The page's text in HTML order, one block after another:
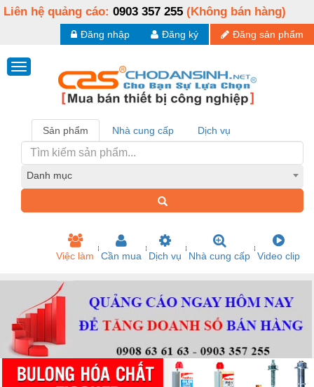
Liên hệ quảng cáo: 0903 357 255 (Không bán hàng)
Đăng sản phẩm
Đăng ký
Đăng nhập
Sản phẩm Nhà cung cấp Dịch vụ
Danh mục
Việc làm Cần mua Dịch vụ Nhà cung cấp Video clip